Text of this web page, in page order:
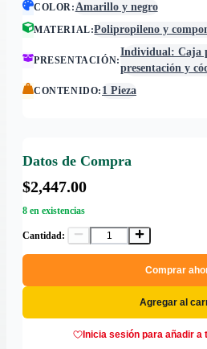
COLOR:Amarillo y negro
MATERIAL:Polipropileno y
PRESENTACIÓN:
Individual: Caja
presentación y
CONTENIDO: 1 Pieza
Datos de Compra
$2,447.00
8 en existencias
Cantidad:
Comprar
Agregar al
Inicia sesión para añadir a